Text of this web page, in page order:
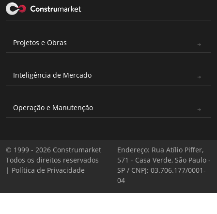
Projetos e Obras
Inteligência de Mercado
Operação e Manutenção
© 1999 - 2026 Construmarket
Todos os direitos reservados
| Política de Privacidade
Endereço: Rua Atílio Piffer,
571 - Casa Verde, São Paulo -
SP / CNPJ: 03.706.177/0001-
04